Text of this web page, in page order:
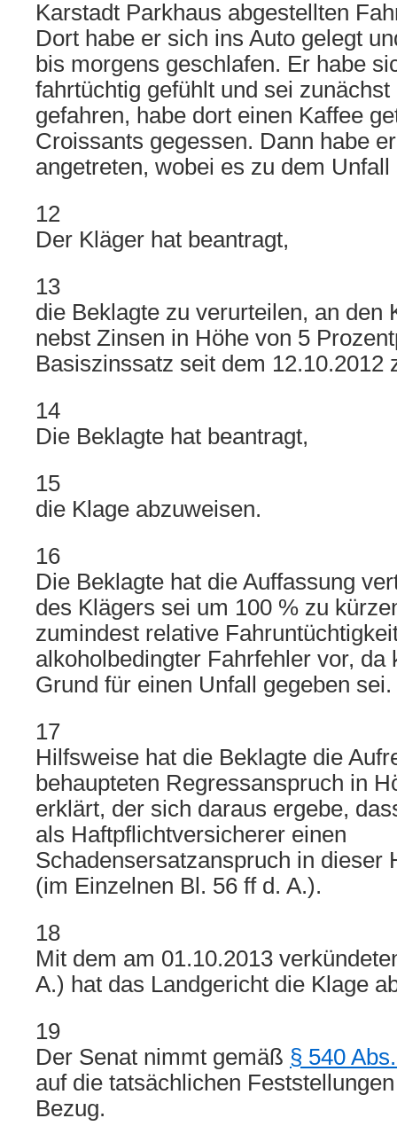
Karstadt Parkhaus abgestellten
Dort habe er sich ins Auto gelegt
bis morgens geschlafen. Er habe
fahrtüchtig gefühlt und sei
gefahren, habe dort einen Kaffee
Croissants gegessen. Dann habe
angetreten, wobei es zu dem
12
Der Kläger hat beantragt,
13
die Beklagte zu verurteilen, an den
nebst Zinsen in Höhe von 5
Basiszinssatz seit dem 12.10.2012
14
Die Beklagte hat beantragt,
15
die Klage abzuweisen.
16
Die Beklagte hat die Auffassung
des Klägers sei um 100 % zu
zumindest relative
alkoholbedingter Fahrfehler vor, da
Grund für einen Unfall gegeben sei.
17
Hilfsweise hat die Beklagte die
behaupteten Regressanspruch in
erklärt, der sich daraus ergebe,
als Haftpflichtversicherer einen
Schadensersatzanspruch in dieser
(im Einzelnen Bl. 56 ff d. A.).
18
Mit dem am 01.10.2013
A.) hat das Landgericht die Klage
19
Der Senat nimmt gemäß § 540
auf die tatsächlichen
Bezug.